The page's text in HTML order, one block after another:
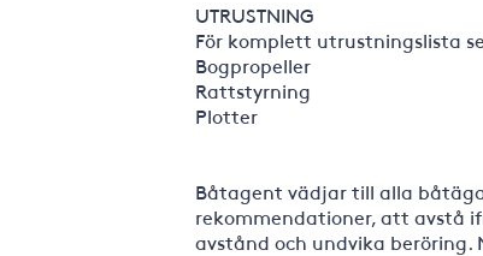
UTRUSTNING
För komplett utrustningslista
Bogpropeller
Rattstyrning
Plotter
Båtagent vädjar till alla
rekommendationer, att avstå
avstånd och undvika